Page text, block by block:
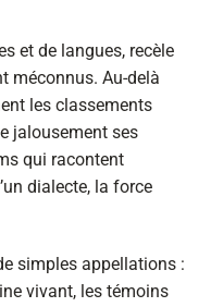
et de langues, recèle
méconnus. Au-delà
les classements
jalousement ses
qui racontent
dialecte, la force
simples appellations :
vivant, les témoins